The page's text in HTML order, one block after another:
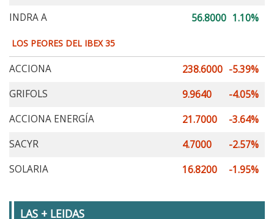
INDRA A
56.8000 1.10%
LOS PEORES DEL IBEX 35
ACCIONA 238.6000 -5.39%
GRIFOLS
9.9640
-4.05%
ACCIONA ENERGÍA
21.7000
-3.64%
SACYR
4.7000
-2.57%
SOLARIA
16.8200 -1.95%
LAS + LEIDAS